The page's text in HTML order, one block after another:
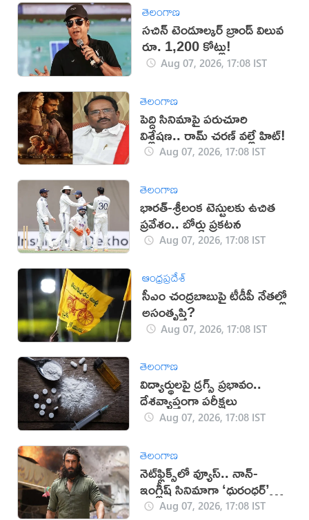
తెలంగాణ
సచిన్ టెండూల్కర్ బ్రాండ్ విలువ
రూ. 1,200 కోట్లు!
Aug 07, 2026, 17:08 IST
తెలంగాణ
పెద్ది సినిమాపై పరుచూరి
విశ్లేషణ.. రామ్ చరణ్ వల్లే హిట్!
Aug 07, 2026, 17:08 IST
తెలంగాణ
భారత్-శ్రీలంక టెస్టులకు ఉచిత
ప్రవేశం.. బోర్డు ప్రకటన
Aug 07, 2026, 17:08 IST
ఆంధ్రప్రదేశ్
సీఎం చంద్రబాబుపై టీడీపీ నేతల్లో
అసంతృప్తి?
Aug 07, 2026, 17:08 IST
తెలంగాణ
విద్యార్థులపై డ్రగ్స్ ప్రభావం..
దేశవ్యాప్తంగా పరీక్షలు
Aug 07, 2026, 17:08 IST
తెలంగాణ
నెట్‌ఫ్లిక్స్‌లో వ్యూస్.. నాన్-
ఇంగ్లీష్ సినిమాగా ‘ధురంధర్’
రికార్డుAug 07, 2026, 17:08 IST